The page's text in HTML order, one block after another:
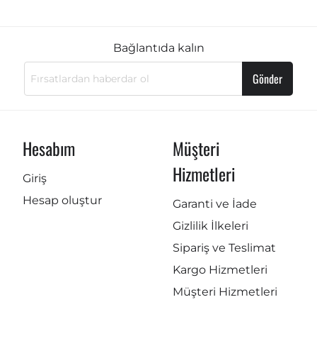
Bağlantıda kalın
Gönder
Hesabım
Giriş
Hesap oluştur
Müşteri
Hizmetleri
Garanti ve İade
Gizlilik İlkeleri
Sipariş ve Teslimat
Kargo Hizmetleri
Müşteri Hizmetleri